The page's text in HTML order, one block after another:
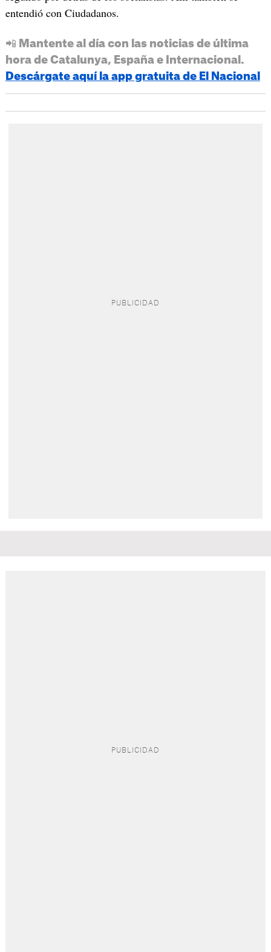
entendió con Ciudadanos.
📲 Mantente al día con las noticias de última
hora de Catalunya, España e Internacional.
Descárgate aquí la app gratuita de El Nacional